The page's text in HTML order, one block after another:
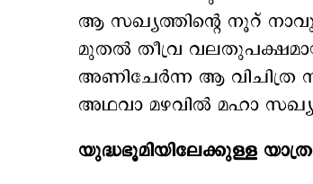
ആ സഖ്യത്തിന്റെ നൂറ്
മുതൽ തീവ്ര
അണിചേർന്ന ആ
അഥവാ മഴവിൽ മഹാ
യുദ്ധഭൂമിയിലേക്കുള്ള യാത്ര